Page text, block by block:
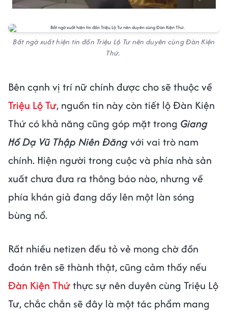
Bất ngờ xuất hiện tin đồn Triệu Lộ Tư nên duyên cùng Đàn Kiện
Thứ.
Bên cạnh vị trí nữ chính được cho sẽ thuộc về
Triệu Lộ Tư, nguồn tin này còn tiết lộ Đàn Kiện
Thứ có khả năng cũng góp mặt trong Giang
Hồ Dạ Vũ Thập Niên Đăngvới vai trò nam
chính. Hiện người trong cuộc và phía nhà sản
xuất chưa đưa ra thông báo nào, nhưng về
phía khán giả đang dấy lên một làn sóng
bùng nổ.
Rất nhiều netizen đều tỏ vẻ mong chờ đồn
đoán trên sẽ thành thật, cũng cảm thấy nếu
Đàn Kiện Thứthực sự nên duyên cùng Triệu Lộ
Tư, chắc chắn sẽ đây là một tác phẩm mang